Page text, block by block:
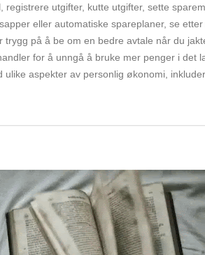
registrere utgifter, kutte utgifter, sette
eller automatiske spareplaner, se
på å be om en bedre avtale når du
for å unngå å bruke mer penger i det
ulike aspekter av personlig økonomi,